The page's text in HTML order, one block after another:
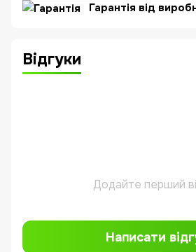
Гарантія від
Відгуки
Додайте перший
Написати